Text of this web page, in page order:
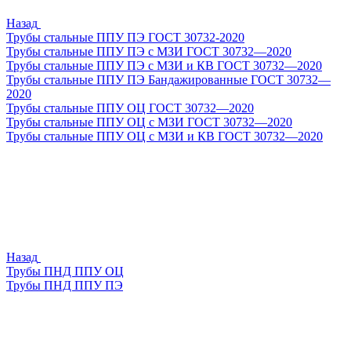
Назад
Трубы стальные ППУ ПЭ ГОСТ 30732-2020
Трубы стальные ППУ ПЭ с МЗИ ГОСТ 30732—2020
Трубы стальные ППУ ПЭ с МЗИ и КВ ГОСТ 30732—2020
Трубы стальные ППУ ПЭ Бандажированные ГОСТ 30732—
2020
Трубы стальные ППУ ОЦ ГОСТ 30732—2020
Трубы стальные ППУ ОЦ с МЗИ ГОСТ 30732—2020
Трубы стальные ППУ ОЦ с МЗИ и КВ ГОСТ 30732—2020
Назад
Трубы ПНД ППУ ОЦ
Трубы ПНД ППУ ПЭ